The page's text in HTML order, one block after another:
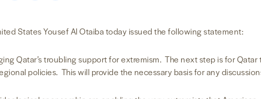
States Yousef Al Otaiba today issued the following statement:
Qatar’s troubling support for extremism. The next step is for Qatar
policies. This will provide the necessary basis for any